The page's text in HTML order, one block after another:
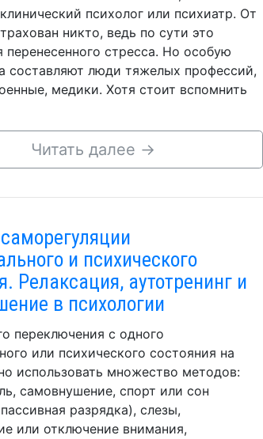
психолог или психиатр. От
никто, ведь по сути это
перенесенного стресса. Но особую
составляют люди тяжелых профессий,
медики. Хотя стоит вспомнить
Читать далее →
и психического
Релаксация, аутотренинг и
в психологии
переключения с одного
или психического состояния на
использовать множество методов:
самовнушение, спорт или сон
разрядка), слезы,
или отключение внимания,